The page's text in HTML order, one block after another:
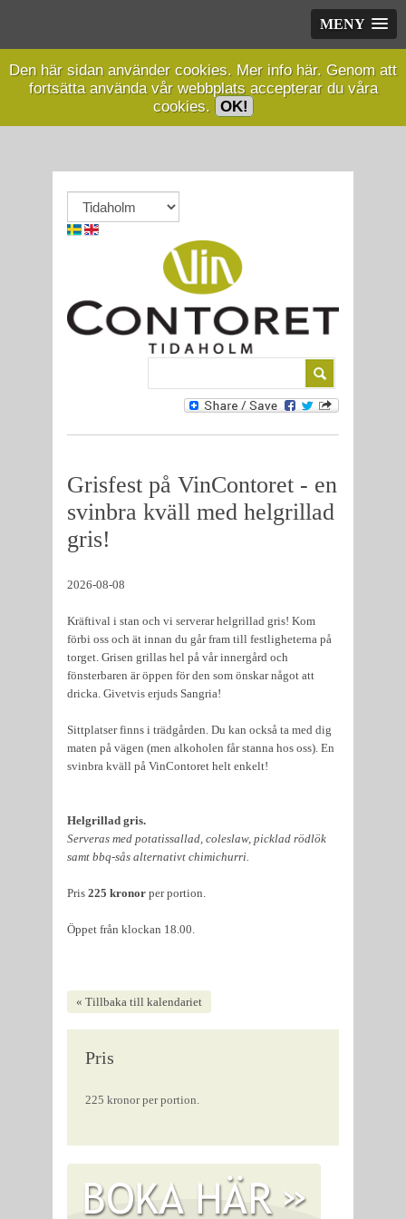
MENY
Den här sidan använder cookies. Mer info här. Genom att
fortsätta använda vår webbplats accepterar du våra
cookies. OK!
Grisfest på VinContoret - en
svinbra kväll med helgrillad
gris!
2026-08-08
Kräftival i stan och vi serverar helgrillad gris! Kom
förbi oss och ät innan du går fram till festligheterna på
torget. Grisen grillas hel på vår innergård och
fönsterbaren är öppen för den som önskar något att
dricka. Givetvis erjuds Sangria!
Sittplatser finns i trädgården. Du kan också ta med dig
maten på vägen (men alkoholen får stanna hos oss). En
svinbra kväll på VinContoret helt enkelt!
Helgrillad gris.
Serveras med potatissallad, coleslaw, picklad rödlök
samt bbq-sås alternativt chimichurri.
Pris 225 kronor per portion.
Öppet från klockan 18.00.
« Tillbaka till kalendariet
Pris
225 kronor per portion.